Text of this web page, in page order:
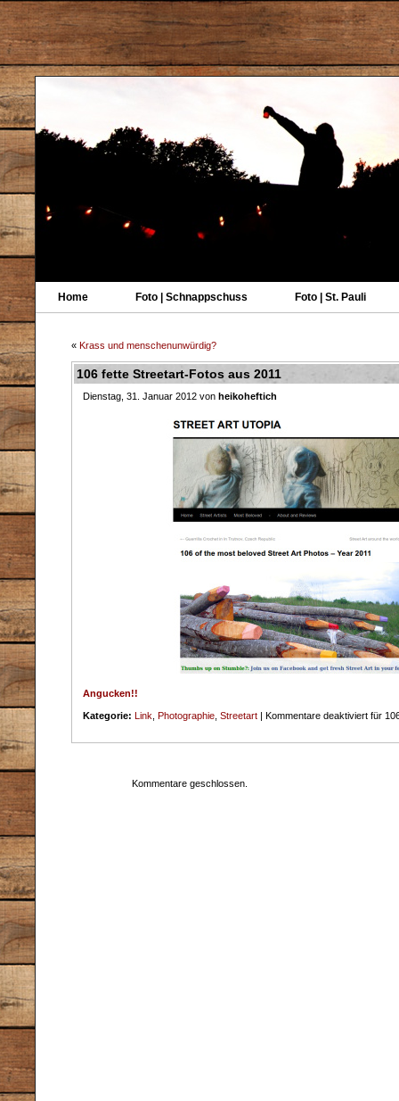
Home Foto | Schnappschuss Foto | St. Pauli
« Krass und menschenunwürdig?
106 fette Streetart-Fotos aus 2011
Dienstag, 31. Januar 2012 von heikoheftich
Angucken!!
Kategorie: Link Photographie Streetart | Kommentare deaktiviert für
Kommentare geschlossen.